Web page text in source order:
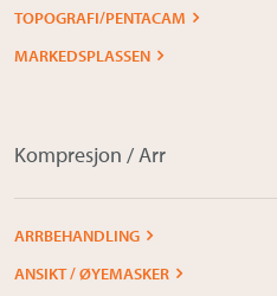
TOPOGRAFI/PENTACAM
MARKEDSPLASSEN
Kompresjon / Arr
ARRBEHANDLING
ANSIKT / ØYEMASKER